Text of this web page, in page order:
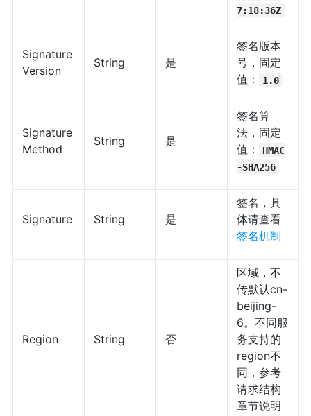
7:18:36Z
Signature
Version
String 是
签名版本
号，固定
值：
1.0
Signature
Method
String 是
签名算
法，固定
值：
HMAC
-SHA256
Signature String 是
签名，具
体请查看
签名机制
Region String 否
区域，不
传默认cn-
beijing-
6。不同服
务支持的
region不
同，参考
请求结构
章节说明